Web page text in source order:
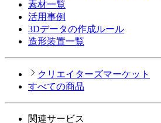
素材一覧
活用事例
3Dデータの作成ルール
造形装置一覧
クリエイターズマーケット
すべての商品
関連サービス